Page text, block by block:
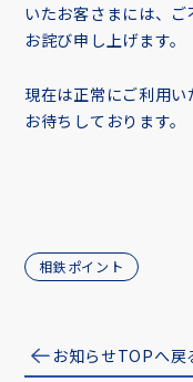
いたお客さまには、
お詫び申し上げます。
現在は正常にご利用
お待ちしております。
相鉄ポイント
お知らせTOPへ戻